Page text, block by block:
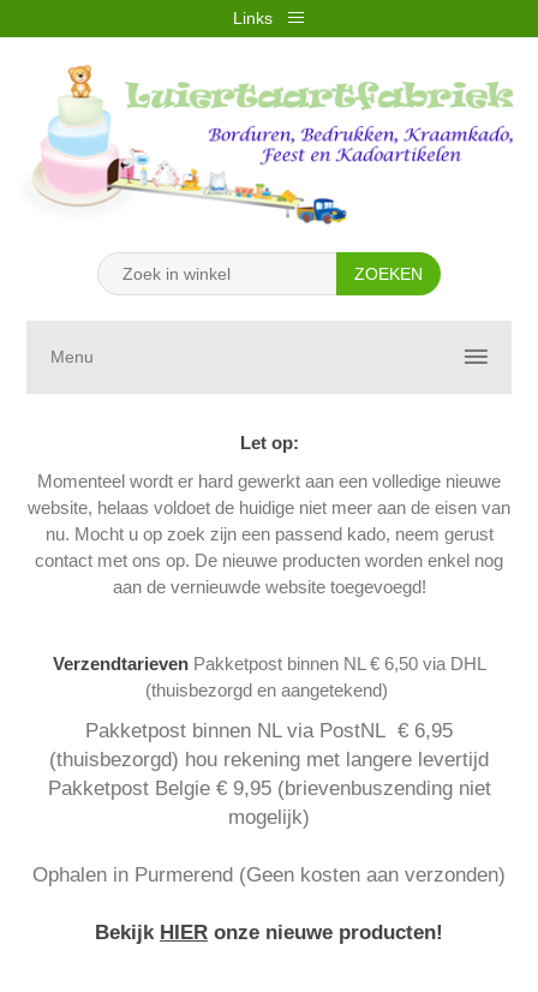
Links
REGISTREREN
WINKELWAGEN (0)
Menu
Let op:
Momenteel wordt er hard gewerkt aan een volledige nieuwe
website, helaas voldoet de huidige niet meer aan de eisen van
nu. Mocht u op zoek zijn een passend kado, neem gerust
contact met ons op. De nieuwe producten worden enkel nog
aan de vernieuwde website toegevoegd!
Verzendtarieven Pakketpost binnen NL € 6,50 via DHL
(thuisbezorgd en aangetekend)
Pakketpost binnen NL via PostNL € 6,95
(thuisbezorgd) hou rekening met langere levertijd
Pakketpost Belgie € 9,95 (brievenbuszending niet
mogelijk)
Ophalen in Purmerend (Geen kosten aan verzonden)
Bekijk HIER onze nieuwe producten!